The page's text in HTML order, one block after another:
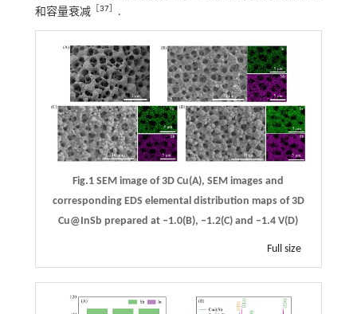
和容量衰减［ 37］ .
Fig.1 SEM image of 3D Cu(A), SEM images and
corresponding EDS elemental distribution maps of 3D
Cu@InSb prepared at ‒1.0(B), ‒1.2(C) and ‒1.4 V(D)
Full size